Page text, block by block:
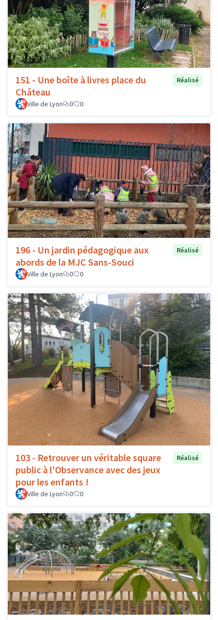
151 - Une boîte à livres place du
Château
Réalisé
Ville de Lyon 0 0
196 - Un jardin pédagogique aux
abords de la MJC Sans-Souci
Réalisé
Ville de Lyon 0 0
103 - Retrouver un véritable square
public à l'Observance avec des jeux
pour les enfants !
Réalisé
Ville de Lyon 0 0